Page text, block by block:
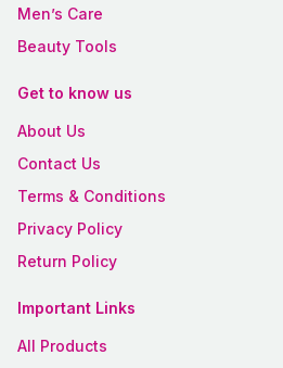
Men’s Care
Beauty Tools
Get to know us
About Us
Contact Us
Terms & Conditions
Privacy Policy
Return Policy
Important Links
All Products